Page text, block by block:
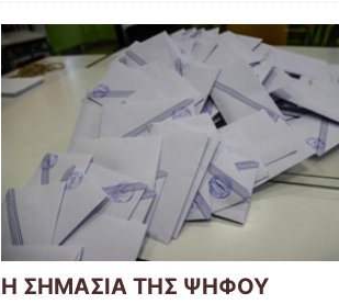
Η ΣΗΜΑΣΙΑ ΤΗΣ ΨΗΦΟΥ